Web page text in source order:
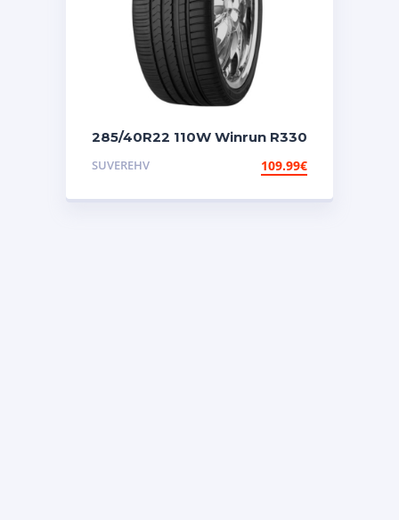
285/40R22 110W Winrun R330
SUVEREHV 109.99€